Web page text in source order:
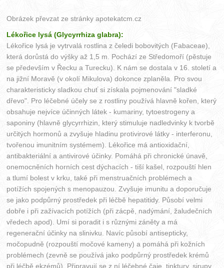
Obrázek převzat ze stránkyapotekatcm.cz
Lékořice lysá (Glycyrrhiza glabra):
Lékořice lysá je vytrvalá rostlina z čeledi bobovitých (Fabaceae),
která dorůstá do výšky až 1,5 m. Pochází ze Středomoří (pěstuje
se především v Řecku a Turecku). K nám se dostala v 16. století a
na jižní Moravě (v okolí Mikulova) dokonce zplaněla. Pro svou
charakteristicky sladkou chuť si získala pojmenování "sladké
dřevo". Pro léčebné účely se z rostliny používá hlavně kořen, který
obsahuje nejvíce účinných látek - kumariny, tytoestrogeny a
saponiny (hlavně glycyrrhizin, který stimuluje nadledvinky k tvorbě
určitých hormonů a zvyšuje hladinu protivirové látky - interferonu,
tvořenou imunitním systémem). Lékořice má antioxidační,
antibakteriální a antivirové účinky. Pomáhá při chronické únavě,
onemocněních horních cest dýchacích - tiší kašel, rozpouští hlen
a tlumí bolest v krku, také při menstruačních problémech a
potížích spojených s menopauzou. Zvyšuje imunitu a doporučuje
se jako podpůrný prostředek při léčbě hepatitidy. Působí velmi
dobře i při zažívacích potížích (při zácpě, nadýmání, žaludečních
vředech apod). Umí si poradit i s různými záněty a má
regenerační účinky na slinivku. Navíc působí antisepticky,
močopudně (rozpouští močové kameny) a pomáhá při kožních
problémech (zevně se používá jako podpůrný prostředek krémů
při léčbě ekzémů). Připravují se z ní léčebné čaje, tinktury, sirupy